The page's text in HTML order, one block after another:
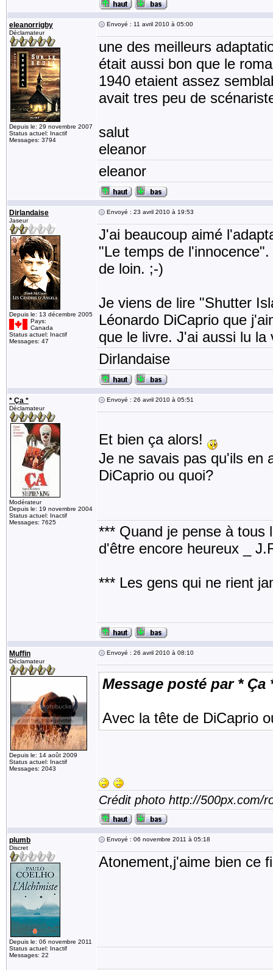
eleanorrigby
Déclamateur
Depuis le: 29 novembre 2007
Status actuel: Inactif
Messages: 3794
Envoyé : 11 avril 2010 à 05:00
une des meilleurs
était aussi bon que le
1940 etaient assez
avait tres peu de
salut
eleanor
eleanor
Dirlandaise
Jaseur
Depuis le: 13 décembre 2005
Pays:
Canada
Status actuel: Inactif
Messages: 47
Envoyé : 23 avril 2010 à 19:53
J'ai beaucoup aimé
"Le temps de
de loin. ;-)
Je viens de lire "Shutter
Léonardo DiCaprio que
que le livre. J'ai aussi lu
Dirlandaise
* Ça *
Déclamateur
Modérateur
Depuis le: 19 novembre 2004
Status actuel: Inactif
Messages: 7625
Envoyé : 26 avril 2010 à 05:51
Et bien ça alors!
Je ne savais pas qu'ils en
DiCaprio ou quoi?
*** Quand je pense à tous
d'être encore heureux _
*** Les gens qui ne rient
Muffin
Déclamateur
Depuis le: 14 août 2009
Status actuel: Inactif
Messages: 2043
Envoyé : 26 avril 2010 à 08:10
Message posté par * Ça
Avec la tête de DiCaprio
Crédit photo http://500px.com/
plumb
Discret
Depuis le: 06 novembre 2011
Status actuel: Inactif
Messages: 22
Envoyé : 06 novembre 2011 à 05:18
Atonement,j'aime bien ce